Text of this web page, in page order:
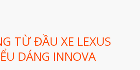
Giải Pháp
TỪ ĐẦU XE LEXUS
DÁNG INNOVA